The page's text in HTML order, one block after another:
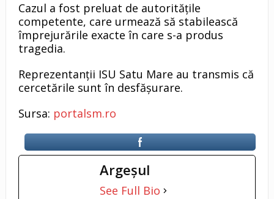
Cazul a fost preluat de autoritățile
competente, care urmează să stabilească
împrejurările exacte în care s-a produs
tragedia.
Reprezentanții ISU Satu Mare au transmis că
cercetările sunt în desfășurare.
Sursa: portalsm.ro
Argeşul
See Full Bio